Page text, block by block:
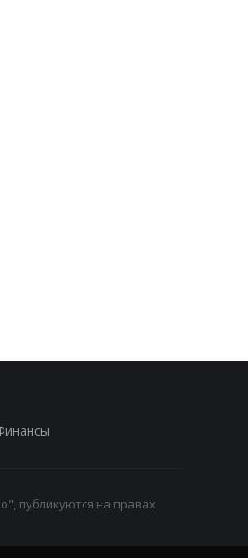
публикуются на правах